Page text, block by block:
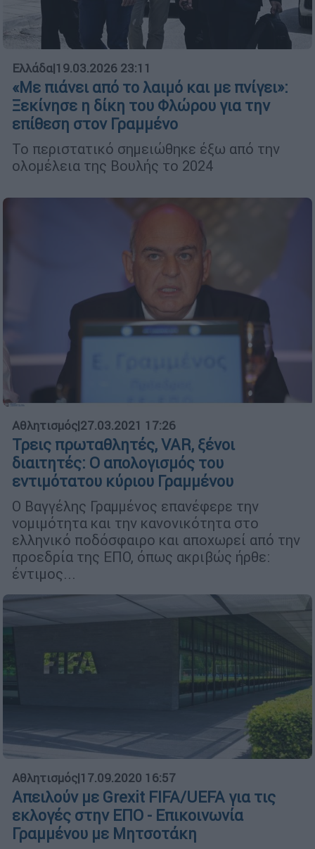
Ελλάδα|19.03.2026 23:11
«Με πιάνει από το λαιμό και με πνίγει»:
Ξεκίνησε η δίκη του Φλώρου για την
επίθεση στον Γραμμένο
Το περιστατικό σημειώθηκε έξω από την
ολομέλεια της Βουλής το 2024
Αθλητισμός|27.03.2021 17:26
Τρεις πρωταθλητές, VAR, ξένοι
διαιτητές: Ο απολογισμός του
εντιμότατου κύριου Γραμμένου
Ο Βαγγέλης Γραμμένος επανέφερε την
νομιμότητα και την κανονικότητα στο
ελληνικό ποδόσφαιρο και αποχωρεί από την
προεδρία της ΕΠΟ, όπως ακριβώς ήρθε:
έντιμος...
Αθλητισμός|17.09.2020 16:57
Απειλούν με Grexit FIFA/UEFA για τις
εκλογές στην ΕΠΟ - Επικοινωνία
Γραμμένου με Μητσοτάκη